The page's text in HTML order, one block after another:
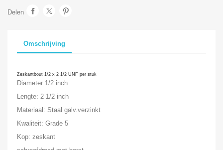
Delen
Omschrijving
Zeskantbout 1/2 x 2 1/2 UNF per stuk
Diameter 1/2 inch
Lengte: 2 1/2 inch
Materiaal: Staal galv.verzinkt
Kwaliteit: Grade 5
Kop: zeskant